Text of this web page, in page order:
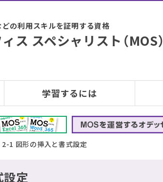
の利用スキルを証明する資格
ス スペシャリスト（MOS）
学習するには
2-1 図形の挿入と書式設定
設定